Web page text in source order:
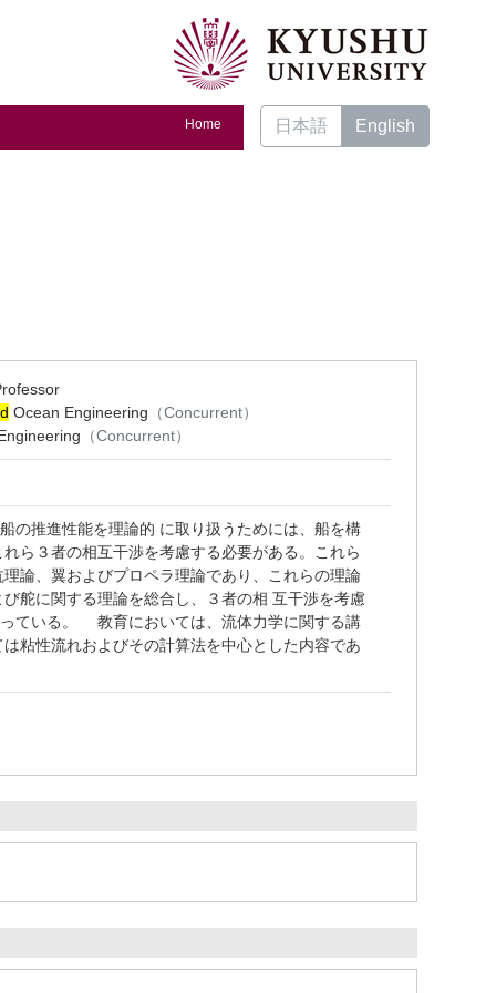
Home 日本語 English
Ocean Engineering （Concurrent）
（Concurrent）
の推進性能を理論的 に取り扱うためには、船を構
ら３者の相互干渉を考慮する必要がある。これら
論、翼およびプロペラ理論であり、これらの理論
舵に関する理論を総合し、３者の相 互干渉を考慮
ている。 教育においては、流体力学に関する講
粘性流れおよびその計算法を中心とした内容であ